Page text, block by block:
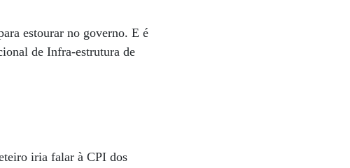
estourar no governo. E é
de Infra-estrutura de
iria falar à CPI dos